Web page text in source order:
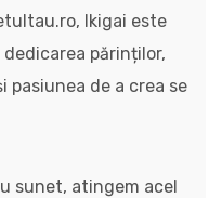
Ikigai este
părinților,
pasiunea de a crea se
sunet, atingem acel